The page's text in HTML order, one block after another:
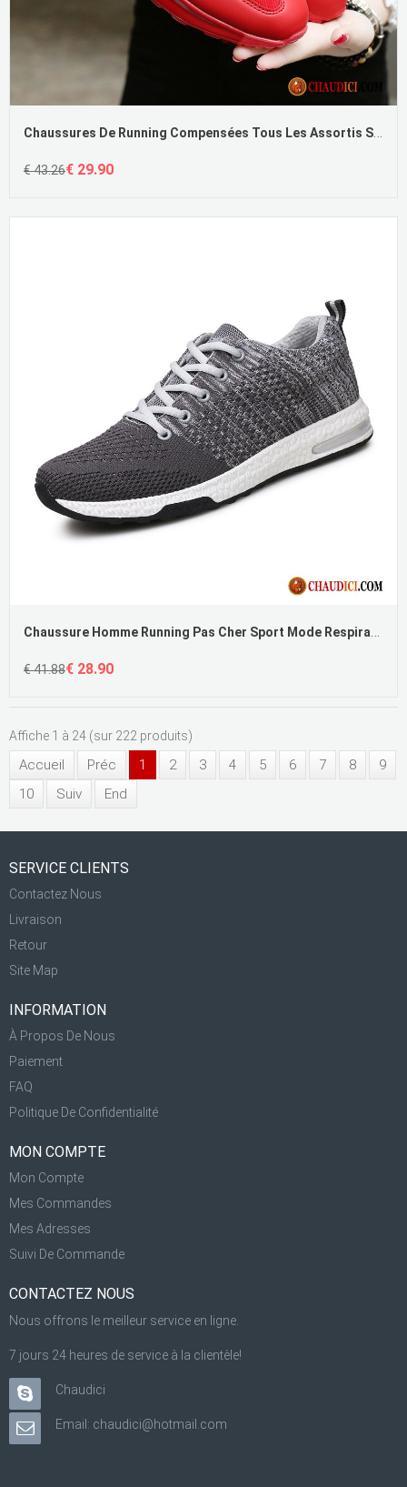
Chaussures De Running Compensées Tous Les Assortis Simple Fantaisie Décontractée Coussin D'air Pas Cher
€ 43.26€ 29.90
Chaussure Homme Running Pas Cher Sport Mode Respirant Tissage En Vol Mesh
€ 41.88€ 28.90
Affiche 1 à 24 (sur 222 produits)
Accueil Préc 1 2 3 4 5 6 7 8
9
10
Suiv End
SERVICE CLIENTS
Contactez Nous
Livraison
Retour
Site Map
INFORMATION
À Propos De Nous
Paiement
FAQ
Politique De Confidentialité
MON COMPTE
Mon Compte
Mes Commandes
Mes Adresses
Suivi De Commande
CONTACTEZ NOUS
Nous offrons le meilleur service en ligne.
7 jours 24 heures de service à la clientèle!
Chaudici
Email: chaudici@hotmail.com